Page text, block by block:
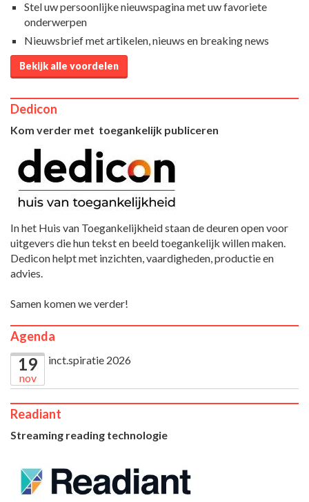
Stel uw persoonlijke nieuwspagina met uw favoriete
onderwerpen
Nieuwsbrief met artikelen, nieuws en breaking news
Bekijk alle voordelen
Dedicon
Kom verder met toegankelijk publiceren
In het Huis van Toegankelijkheid staan de deuren open voor
uitgevers die hun tekst en beeld toegankelijk willen maken.
Dedicon helpt met inzichten, vaardigheden, productie en
advies.
Samen komen we verder!
Agenda
19
nov
inct.spiratie 2026
Readiant
Streaming reading technologie